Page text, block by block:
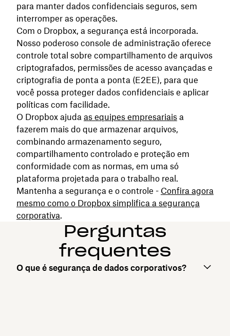
para manter dados confidenciais seguros, sem
interromper as operações.
Com o Dropbox, a segurança está incorporada.
Nosso poderoso console de administração oferece
controle total sobre compartilhamento de arquivos
criptografados, permissões de acesso avançadas e
criptografia de ponta a ponta (E2EE), para que
você possa proteger dados confidenciais e aplicar
políticas com facilidade.
O Dropbox ajuda as equipes empresariais a
fazerem mais do que armazenar arquivos,
combinando armazenamento seguro,
compartilhamento controlado e proteção em
conformidade com as normas, em uma só
plataforma projetada para o trabalho real.
Mantenha a segurança e o controle - Confira agora
mesmo como o Dropbox simplifica a segurança
corporativa.
Perguntas
frequentes
O que é segurança de dados corporativos?